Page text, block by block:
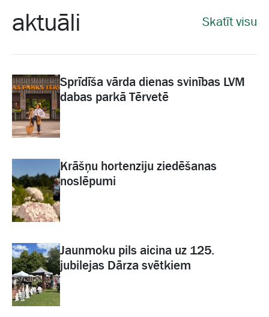
aktuāli Skatīt visu
Sprīdīša vārda dienas svinības LVM
dabas parkā Tērvetē
Krāšņu hortenziju ziedēšanas
noslēpumi
Jaunmoku pils aicina uz 125.
jubilejas Dārza svētkiem